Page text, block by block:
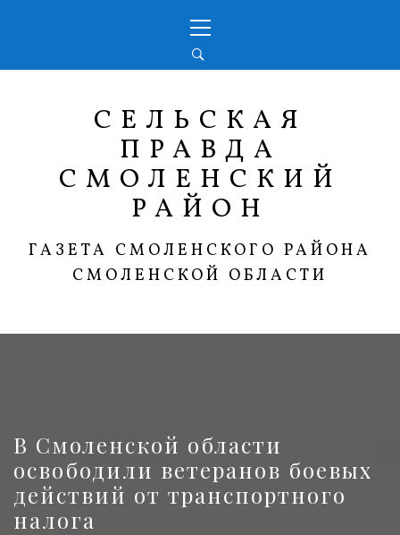
меню
СЕЛЬСКАЯ
ПРАВДА
СМОЛЕНСКИЙ
РАЙОН
ГАЗЕТА СМОЛЕНСКОГО РАЙОНА
СМОЛЕНСКОЙ ОБЛАСТИ
В Смоленской области
освободили ветеранов боевых
действий от транспортного
налога